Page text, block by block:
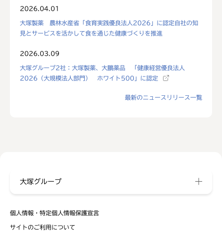
2026.04.01
大塚製薬 農林水産省「食育実践優良法人2026」に認定自社の知
見とサービスを活かして食を通じた健康づくりを推進
2026.03.09
大塚グループ2社：大塚製薬、大鵬薬品 「健康経営優良法人
2026（大規模法人部門） ホワイト500」に認定
最新のニュースリリース一覧
個人情報・特定個人情報保護宣言
サイトのご利用について
大塚グループ